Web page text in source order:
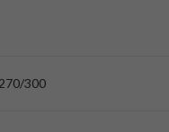
300